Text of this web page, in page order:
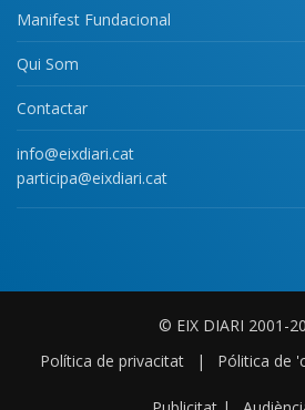
Manifest Fundacional
Qui Som
Contactar
info@eixdiari.cat
participa@eixdiari.cat
© EIX DIARI 2001-
Política de privacitat
| Pólitica de